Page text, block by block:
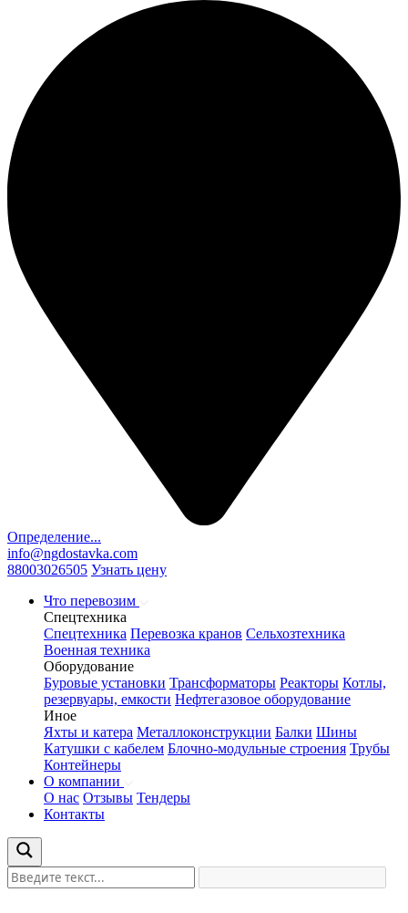
Определение...
info@ngdostavka.com
88003026505 Узнать цену
Что перевозим
Спецтехника
Спецтехника Перевозка кранов Сельхозтехника
Военная техника
Оборудование
Буровые установки Трансформаторы Реакторы Котлы,
резервуары, емкости Нефтегазовое оборудование
Иное
Яхты и катера Металлоконструкции Балки Шины
Катушки с кабелем Блочно-модульные строения Трубы
Контейнеры
О компании
О нас Отзывы Тендеры
Контакты